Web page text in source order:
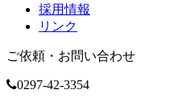
採用情報
リンク
ご依頼・お問い合わせ
0297-42-3354